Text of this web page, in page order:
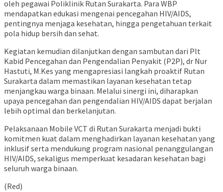
oleh pegawai Poliklinik Rutan Surakarta. Para WBP
mendapatkan edukasi mengenai pencegahan HIV/AIDS,
pentingnya menjaga kesehatan, hingga pengetahuan terkait
pola hidup bersih dan sehat.
Kegiatan kemudian dilanjutkan dengan sambutan dari Plt
Kabid Pencegahan dan Pengendalian Penyakit (P2P), dr Nur
Hastuti, M.Kes yang mengapresiasi langkah proaktif Rutan
Surakarta dalam memastikan layanan kesehatan tetap
menjangkau warga binaan. Melalui sinergi ini, diharapkan
upaya pencegahan dan pengendalian HIV/AIDS dapat berjalan
lebih optimal dan berkelanjutan.
Pelaksanaan Mobile VCT di Rutan Surakarta menjadi bukti
komitmen kuat dalam menghadirkan layanan kesehatan yang
inklusif serta mendukung program nasional penanggulangan
HIV/AIDS, sekaligus memperkuat kesadaran kesehatan bagi
seluruh warga binaan.
(Red)